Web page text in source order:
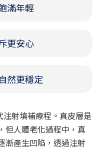
滿年輕
更安心
然更穩定
射填補療程。真皮層是
但人體老化過程中，真
漸產生凹陷，透過注射